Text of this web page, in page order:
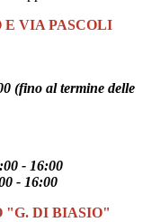
VIA PASCOLI
(fino al termine delle
- 16:00
- 16:00
"G. DI BIASIO"